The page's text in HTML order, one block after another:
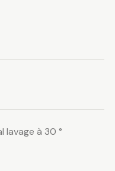
lavage à 30 °